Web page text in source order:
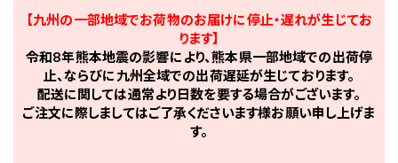
【九州の一部地域でお荷物のお届けに停止・遅れが生じてお
ります】
令和8年熊本地震の影響により、熊本県一部地域での出荷停
止、ならびに九州全域での出荷遅延が生じております。
配送に関しては通常より日数を要する場合がございます。
ご注文に際しましてはご了承くださいます様お願い申し上げま
す。